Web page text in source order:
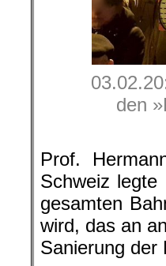
den
Prof.
Schweiz
gesamten
wird, das an
Sanierung der